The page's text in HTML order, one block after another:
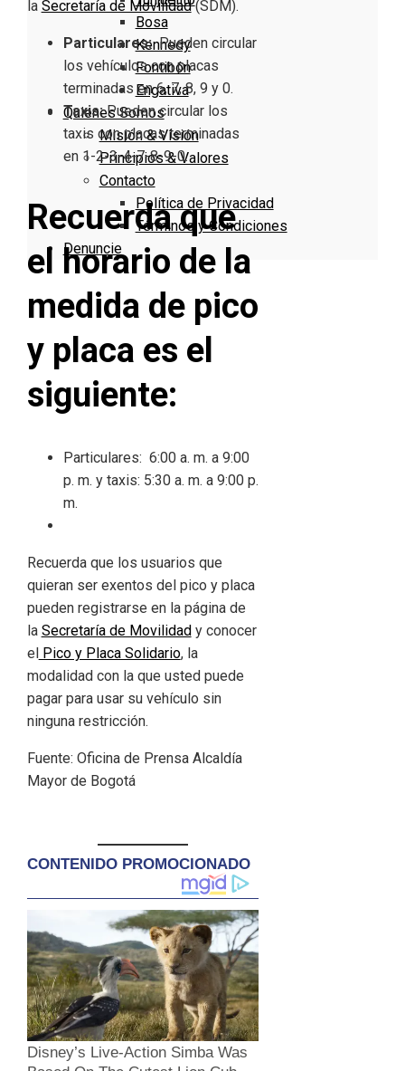
Bosa
Kennedy
Fontibón
Engativa
Quienes Somos
Misión & Visión
Principios & Valores
Contacto
Política de Privacidad
Términos y Condiciones
Denuncie
la Secretaría de Movilidad(SDM).
Particulares:Pueden circular
los vehículos con placas
terminadas en 6, 7, 8, 9 y 0.
Taxis:Pueden circular los
taxis con placas terminadas
en 1-2-3-4-7-8-9-0.
Recuerda que
el horario de la
medida de pico
y placa es el
siguiente:
Particulares: 6:00 a. m. a 9:00
p. m. y taxis: 5:30 a. m. a 9:00 p.
m.
Recuerda que los usuarios que
quieran ser exentos del pico y placa
pueden registrarse en la página de
la Secretaría de Movilidady conocer
elPico y Placa Solidario, la
modalidad con la que usted puede
pagar para usar su vehículo sin
ninguna restricción.
Fuente: Oficina de Prensa Alcaldía
Mayor de Bogotá